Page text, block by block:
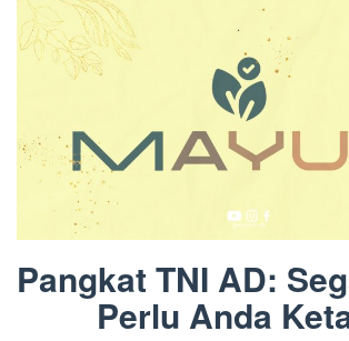
Pangkat TNI AD:
Perlu Anda